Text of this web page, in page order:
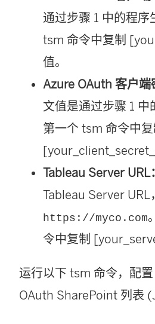
通过步骤 1 中的程
tsm 命令中复制
值。
Azure OAuth 客户端
文值是通过步骤 1
第一个 tsm 命令中复
Tableau Server URL：
Tableau Server URL
https://myco.com
令中复制
运行以下 tsm 命令，配
OAuth SharePoint 列表